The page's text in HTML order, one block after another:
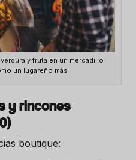
y fruta en un mercadillo
un lugareño más
y rincones
boutique: